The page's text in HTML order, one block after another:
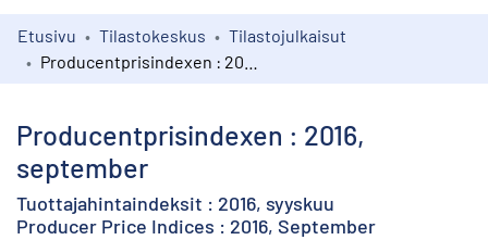
Kokoelmat
Etusivu Tilastokeskus
Tilastojulkaisut
Producentprisindexen : 2016,
september
Tuottajahintaindeksit : 2016, syyskuu
Producer Price Indices : 2016, September